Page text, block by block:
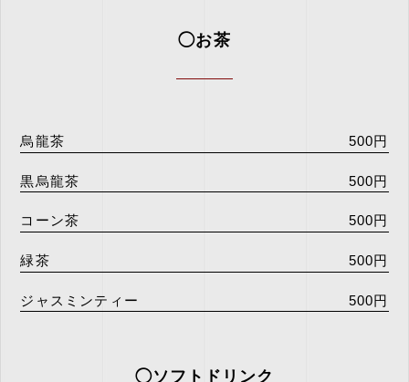
◯お茶
烏龍茶 500円
黒烏龍茶 500円
コーン茶 500円
緑茶 500円
ジャスミンティー 500円
◯ソフトドリンク